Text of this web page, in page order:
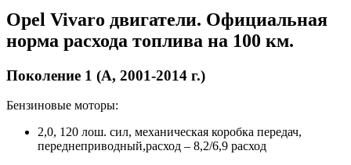
Opel Vivaro двигатели. Официальная
норма расхода топлива на 100 км.
Поколение 1 (А, 2001-2014 г.)
Бензиновые моторы:
2,0, 120 лош. сил, механическая коробка передач,
переднеприводный,расход – 8,2/6,9 расход